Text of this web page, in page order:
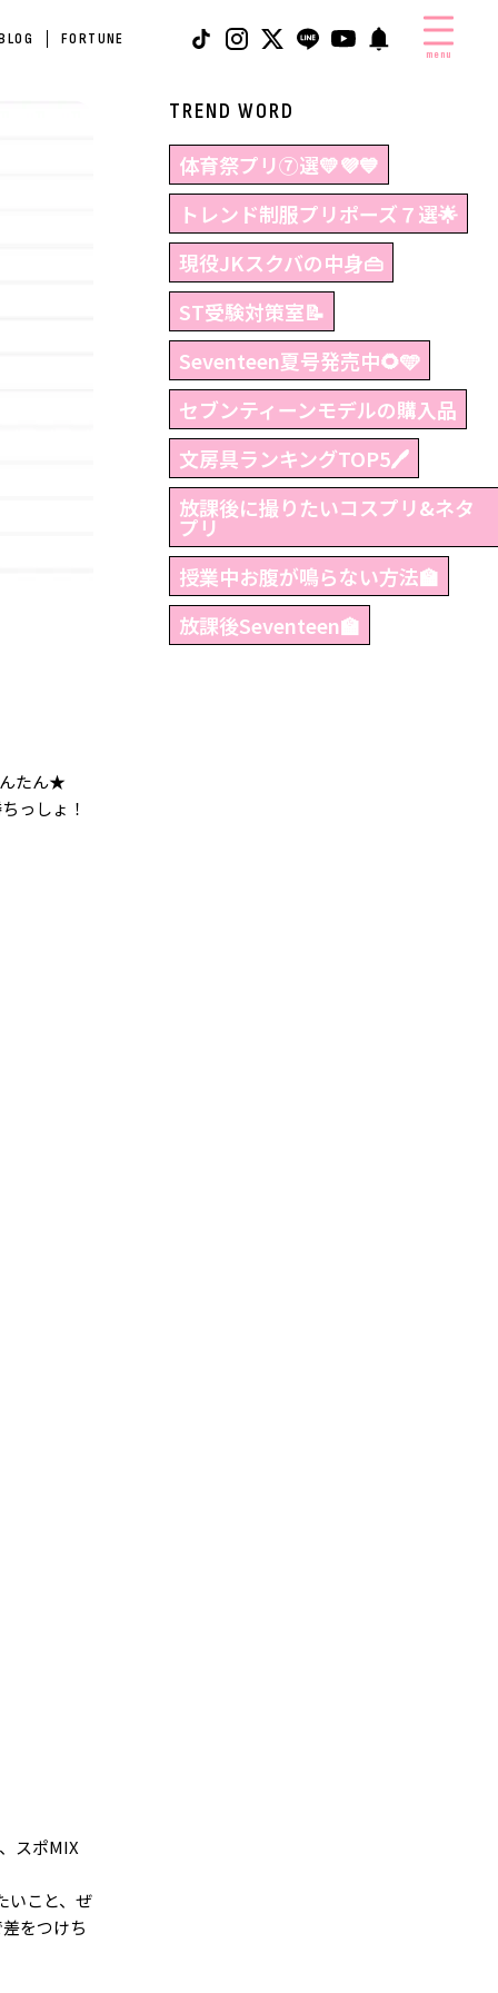
FORTUNE
menu
んたん★
っしょ！
スポMIX
いこと、ぜ
をつけち
TREND WORD
体育祭プリ⑦選💛💜💙
トレンド制服プリポーズ７選🌟
現役JKスクバの中身👜
ST受験対策室📝
Seventeen夏号発売中🌻🩵
セブンティーンモデルの購入品
文房具ランキングTOP5🖊
放課後に撮りたいコスプリ&ネタ
プリ
授業中お腹が鳴らない方法🏫
放課後Seventeen🏫